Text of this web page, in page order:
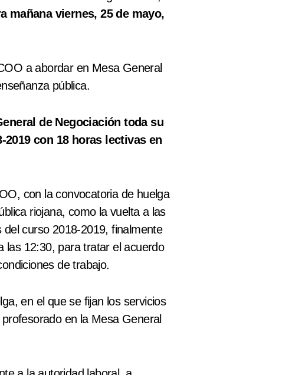
mañana viernes, 25 de mayo,
a abordar en Mesa General
pública.
de Negociación toda su
con 18 horas lectivas en
con la convocatoria de huelga
riojana, como la vuelta a las
curso 2018-2019, finalmente
las 12:30, para tratar el acuerdo
de trabajo.
en el que se fijan los servicios
en la Mesa General